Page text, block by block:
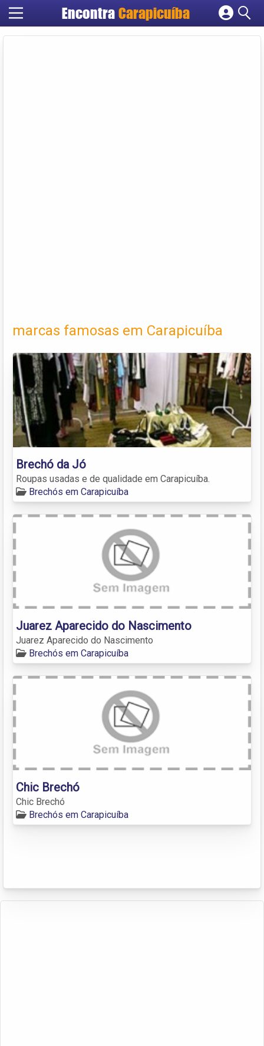
EncontraCarapicuíba
Cadastrar empresa
marcas famosas em Carapicuíba
Brechó da Jó
Roupas usadas e de qualidade em Carapicuíba.
Brechós em Carapicuíba
Juarez Aparecido do Nascimento
Juarez Aparecido do Nascimento
Brechós em Carapicuíba
Chic Brechó
Chic Brechó
Brechós em Carapicuíba